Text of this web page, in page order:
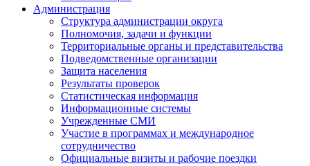
Администрация
Структура администрации округа
Полномочия, задачи и функции
Территориальные органы и представительства
Подведомственные организации
Защита населения
Результаты проверок
Статистическая информация
Информационные системы
Учрежденные СМИ
Участие в программах и международное
сотрудничество
Официальные визиты и рабочие поездки